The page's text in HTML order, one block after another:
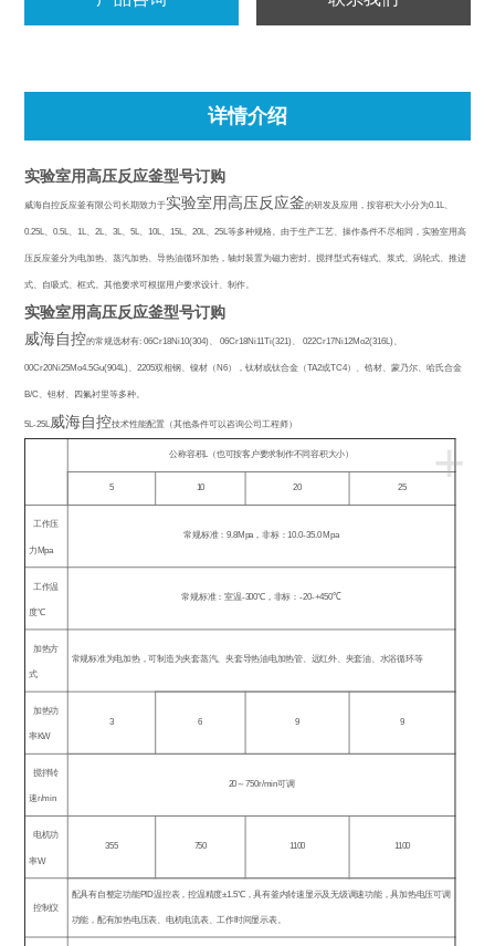
详情介绍
实验室用高压反应釜型号订购
威海自控反应釜有限公司长期致力于实验室用高压反应釜的研发及应用，按容积大小分为0.1L、
0.25L、0.5L、1L、2L、3L、5L、10L、15L、20L、25L等多种规格。由于生产工艺、操作条件不尽相同，实验室用高
压反应釜分为电加热、蒸汽加热、导热油循环加热，轴封装置为磁力密封。搅拌型式有锚式、浆式、涡轮式、推进
式、自吸式、框式。其他要求可根据用户要求设计、制作。
实验室用高压反应釜型号订购
威海自控的常规选材有: 06Cr18Ni10(304) 、06Cr18Ni11Ti(321) 、022Cr17Ni12Mo2(316L) 、
00Cr20Ni25Mo4.5Gu(904L) 、2205双相钢、镍材（ N6），钛材或钛合金（TA2或TC4）、锆材、蒙乃尔、哈氏合金
B/C、钽材、四氟衬里等多种。
5L-25L 威海自控技术性能配置（其他条件可以咨询公司工程师）
+
公称容积L （也可按客户要求制作不同容积大小）
5 10 20 25
工作压
力 Mpa
常规标准：9.8Mpa，非标：10.0-35.0 Mpa
工作温
度℃
常规标准：室温-300℃ ，非标：-20-+450℃
加热方
式
常规标准为电加热，可制造为夹套蒸汽、夹套导热油电加热管、远红外、夹套油、水浴循环等
加热功
率KW
3 6 9 9
搅拌转
速r/min
20 ～750r/min可调
电机功
率W
355 750 1100 1100
控制仪
配具有自整定功能PID温控表，控温精度±1.5℃，具有釜内转速显示及无级调速功能，具加热电压可调
功能，配有加热电压表、电机电流表、工作时间显示表。